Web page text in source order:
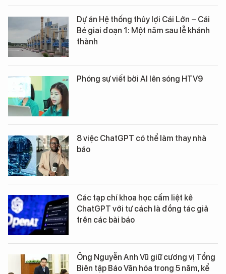
Dự án Hệ thống thủy lợi Cái Lớn – Cái
Bé giai đoạn 1: Một năm sau lễ khánh
thành
Phóng sự viết bởi AI lên sóng HTV9
8 việc ChatGPT có thể làm thay nhà
báo
Các tạp chí khoa học cấm liệt kê
ChatGPT với tư cách là đồng tác giả
trên các bài báo
Ông Nguyễn Anh Vũ giữ cương vị Tổng
Biên tập Báo Văn hóa trong 5 năm, kể